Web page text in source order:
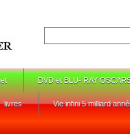
DVD et BLU- RAY
livres Vie infini 5 milliard